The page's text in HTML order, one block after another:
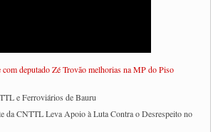
deputado Zé Trovão melhorias na MP do Piso
e Ferroviários de Bauru
da CNTTL Leva Apoio à Luta Contra o Desrespeito no